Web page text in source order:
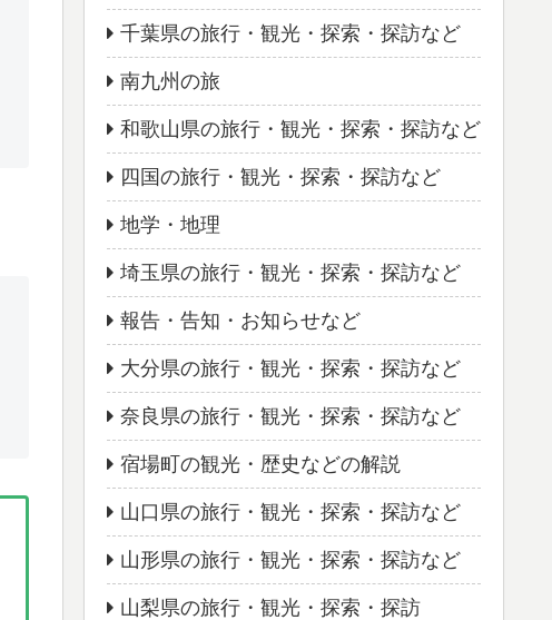
千葉県の旅行・観光・探索・探訪など
南九州の旅
和歌山県の旅行・観光・探索・探訪など
四国の旅行・観光・探索・探訪など
地学・地理
埼玉県の旅行・観光・探索・探訪など
報告・告知・お知らせなど
大分県の旅行・観光・探索・探訪など
奈良県の旅行・観光・探索・探訪など
宿場町の観光・歴史などの解説
山口県の旅行・観光・探索・探訪など
山形県の旅行・観光・探索・探訪など
山梨県の旅行・観光・探索・探訪